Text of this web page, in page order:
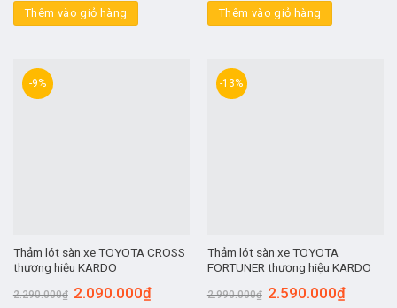
Thêm vào giỏ hàng Thêm vào giỏ hàng
-9%
Thảm lót sàn xe TOYOTA CROSS
thương hiệu KARDO
2.290.000₫ 2.090.000₫
-13%
Thảm lót sàn xe TOYOTA
FORTUNER thương hiệu KARDO
2.990.000₫ 2.590.000₫